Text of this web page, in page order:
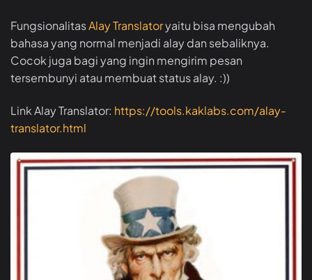
FungsionalitasAlay Translatoryaitu bisa mengubah
bahasa yang normal menjadi alay dan sebaliknya.
Cocok juga bagi yang ingin mengirim pesan
tersembunyi atau membuat status alay. :))
Link Alay Translator: https://tools.kaklabs.com/alay-
translator.html